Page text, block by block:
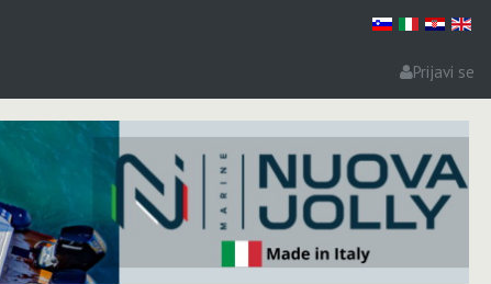
Prijavi se